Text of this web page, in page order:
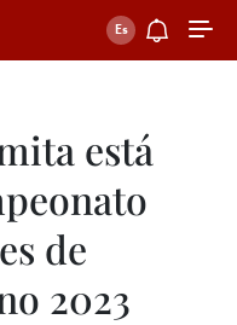
está
de
2023